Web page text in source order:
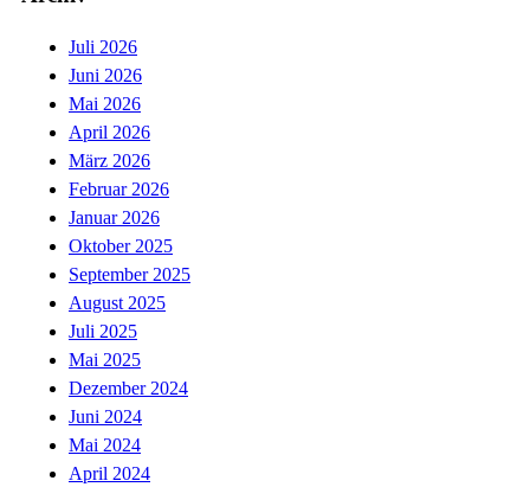
Juli 2026
Juni 2026
Mai 2026
April 2026
März 2026
Februar 2026
Januar 2026
Oktober 2025
September 2025
August 2025
Juli 2025
Mai 2025
Dezember 2024
Juni 2024
Mai 2024
April 2024